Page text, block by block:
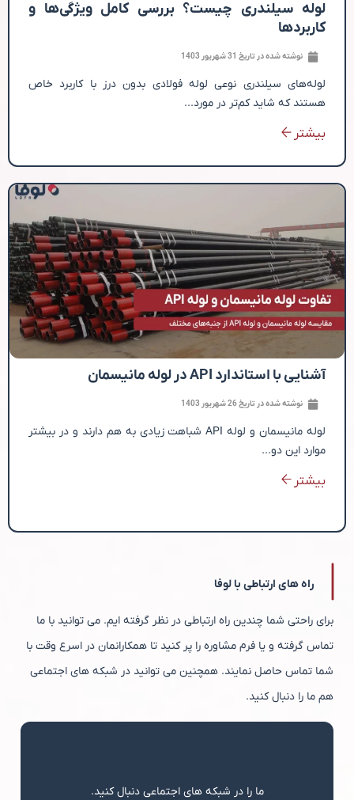
لوله سیلندری چیست؟ بررسی کامل ویژگی‌ها و
کاربردها
نوشته شده در تاریخ 31 شهریور 1403
لوله‌های سیلندری نوعی لوله فولادی بدون درز با کاربرد خاص
هستند که شاید کم‌تر در مورد...
بیشتر
آشنایی با استاندارد API در لوله مانیسمان
نوشته شده در تاریخ26 شهریور 1403
لوله مانیسمان و لوله API شباهت زیادی به هم دارند و در بیشتر
موارد این دو...
بیشتر
راه های ارتباطی با لوفا
برای راحتی شما چندین راه ارتباطی در نظر گرفته ایم. می توانید با ما
تماس گرفته و یا فرم مشاوره را پر کنید تا همکارانمان در اسرع وقت با
شما تماس حاصل نمایند. همچنین می توانید در شبکه های اجتماعی
هم ما را دنبال کنید.
ما را در شبکه های اجتماعی دنبال کنید.